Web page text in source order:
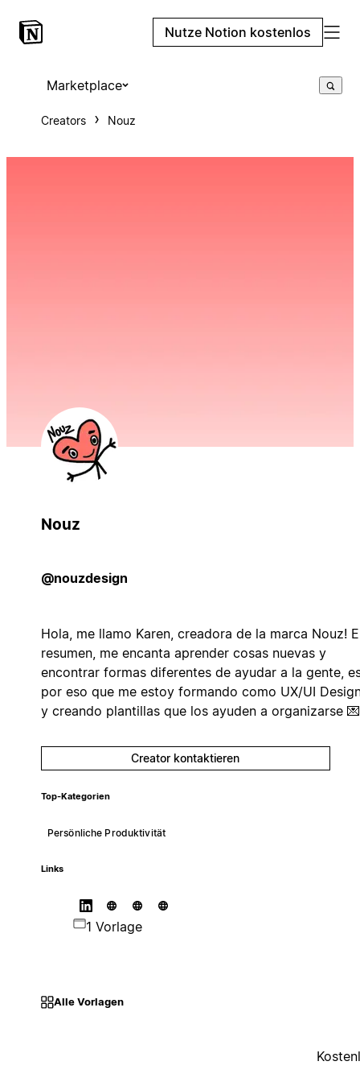
Nutze Notion kostenlos
Marketplace
Creators Nouz
Nouz
@nouzdesign
Hola, me llamo Karen, creadora de la marca Nouz!
resumen, me encanta aprender cosas nuevas y
encontrar formas diferentes de ayudar a la gente,
por eso que me estoy formando como UX/UI
y creando plantillas que los ayuden a organizarse
Creator kontaktieren
Top-Kategorien
Persönliche Produktivität
Links
1 Vorlage
Alle Vorlagen